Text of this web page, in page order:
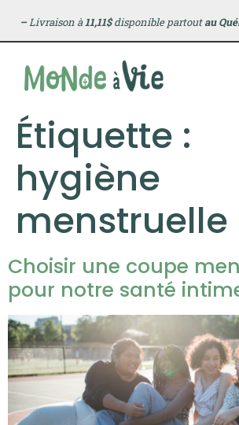
principal
–Livraison à11,11$disponible partoutau
Étiquette :
hygiène
menstruelle
Choisir une coupe
pour notre santé